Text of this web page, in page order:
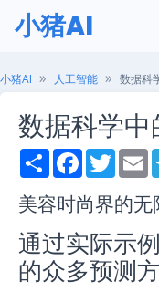
小猪AI
小猪AI 人工智能 数据科
数据科学
S
h
r
e
F
a
e
b
o
o
k
T
w
t
t
e
r
E
i
l
美容时尚界的
通过实际示
的众多预测